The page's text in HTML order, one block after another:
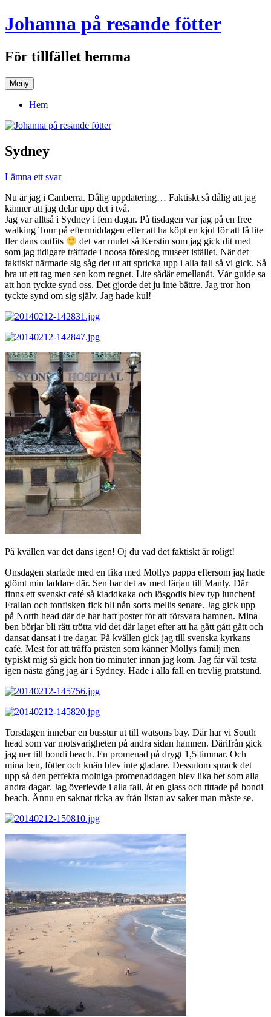
Hoppa
till
Johanna på resande fötter
För tillfället hemma
Meny
Hem
Sydney
Lämna ett svar
Nu är jag i Canberra. Dålig uppdatering… Faktiskt så dålig att jag
känner att jag delar upp det i två.
Jag var alltså i Sydney i fem dagar. På tisdagen var jag på en free
walking Tour på eftermiddagen efter att ha köpt en kjol för att få lite
fler dans outfits
det var mulet så Kerstin som jag gick dit med
som jag tidigare träffade i noosa föreslog museet istället. När det
faktiskt närmade sig såg det ut att spricka upp i alla fall så vi gick. Så
bra ut ett tag men sen kom regnet. Lite sådär emellanåt. Vår guide sa
att hon tyckte synd oss. Det gjorde det ju inte bättre. Jag tror hon
tyckte synd om sig själv. Jag hade kul!
På kvällen var det dans igen! Oj du vad det faktiskt är roligt!
Onsdagen startade med en fika med Mollys pappa eftersom jag hade
glömt min laddare där. Sen bar det av med färjan till Manly. Där
finns ett svenskt café så kladdkaka och lösgodis blev typ lunchen!
Frallan och tonfisken fick bli nån sorts mellis senare. Jag gick upp
på North head där de har haft poster för att försvara hamnen. Mina
ben börjar bli rätt trötta vid det där laget efter att ha gått gått gått och
dansat dansat i tre dagar. På kvällen gick jag till svenska kyrkans
café. Mest för att träffa prästen som känner Mollys familj men
typiskt mig så gick hon tio minuter innan jag kom. Jag får väl testa
igen nästa gång jag är i Sydney. Hade i alla fall en trevlig pratstund.
Torsdagen innebar en busstur ut till watsons bay. Där har vi South
head som var motsvarigheten på andra sidan hamnen. Därifrån gick
jag ner till bondi beach. En promenad på drygt 1,5 timmar. Och
mina ben, fötter och knän blev inte gladare. Dessutom sprack det
upp så den perfekta molniga promenaddagen blev lika het som alla
andra dagar. Jag överlevde i alla fall, åt en glass och tittade på bondi
beach. Ännu en saknat ticka av från listan av saker man måste se.